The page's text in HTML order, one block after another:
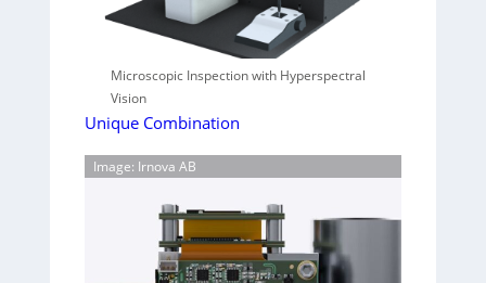
Microscopic Inspection with Hyperspectral
Vision
Unique Combination
Image: Irnova AB